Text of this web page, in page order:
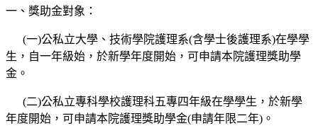
一、獎助金對象：
(一)公私立大學、技術學院護理系(含學士後護理系)在學學
生，自一年級始，於新學年度開始，可申請本院護理獎助學
金。
(二)公私立專科學校護理科五專四年級在學學生，於新學
年度開始，可申請本院護理獎助學金(申請年限二年)。